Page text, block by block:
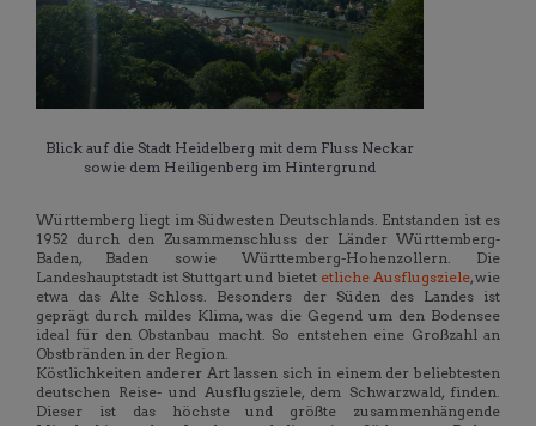
Blick auf die Stadt Heidelberg mit dem Fluss Neckar
sowie dem Heiligenberg im Hintergrund
Württemberg liegt im Südwesten Deutschlands. Entstanden ist es
1952 durch den Zusammenschluss der Länder Württemberg-
Baden, Baden sowie Württemberg-Hohenzollern. Die
Landeshauptstadt ist Stuttgart und bietet etliche Ausflugsziele, wie
etwa das Alte Schloss. Besonders der Süden des Landes ist
geprägt durch mildes Klima, was die Gegend um den Bodensee
ideal für den Obstanbau macht. So entstehen eine Großzahl an
Obstbränden in der Region.
Köstlichkeiten anderer Art lassen sich in einem der beliebtesten
deutschen Reise- und Ausflugsziele, dem Schwarzwald, finden.
Dieser ist das höchste und größte zusammenhängende